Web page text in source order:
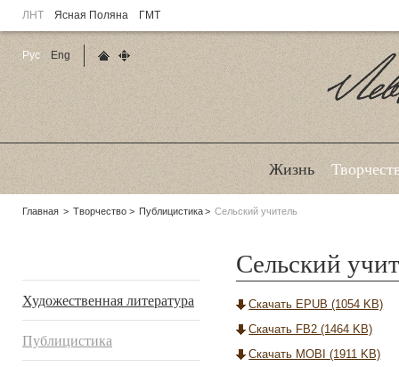
ЛНТ Ясная Поляна ГМТ
Жизнь
Родительские
Главная Творчество Публицистика Сельский учитель
Художественная литература
Публицистика
Сельский
Скачать EPUB (1054 KB)
Скачать FB2 (1464 KB)
Скачать MOBI (1911 KB)
Рус
Eng